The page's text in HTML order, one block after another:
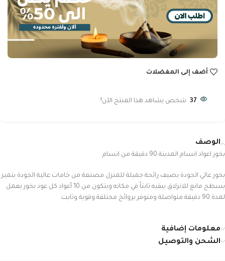
أضف إلى المفضلات
37 شخص يشاهد هذا المنتج الآن!
الوصف
بخور اعواد انسام المدينة 90 دقيقة من انسام
بخور عالي الجودة يضيف رائحة جميلة للمنزل مصنعة من خامات عالية الجودة يتميز
بسطح مانع للانزلاق يبقيه ثابتاً في مكانه ويتكون من 10 أعواد كل عود بخور يعمل
لمدة 90 دقيقة متواصلة ومتوفر بروائخ مختلفة وقوية وثابت.
معلومات إضافية
الشحن والتوصيل